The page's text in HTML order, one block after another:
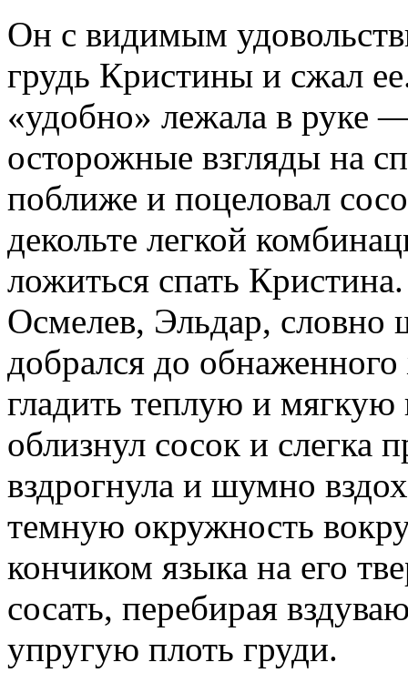
Он с видимым
грудь Кристины и сжал
«удобно» лежала в руке
осторожные взгляды на
поближе и поцеловал
декольте легкой
ложиться спать
Осмелев, Эльдар, словно
добрался до обнаженного
гладить теплую и
облизнул сосок и слегка
вздрогнула и шумно
темную окружность
кончиком языка на его
сосать, перебирая
упругую плоть груди.